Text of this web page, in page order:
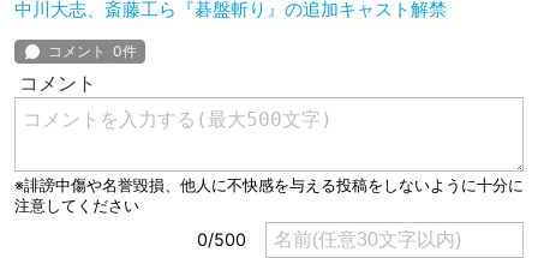
中川大志、斎藤工ら『碁盤斬り』の追加キャスト解禁